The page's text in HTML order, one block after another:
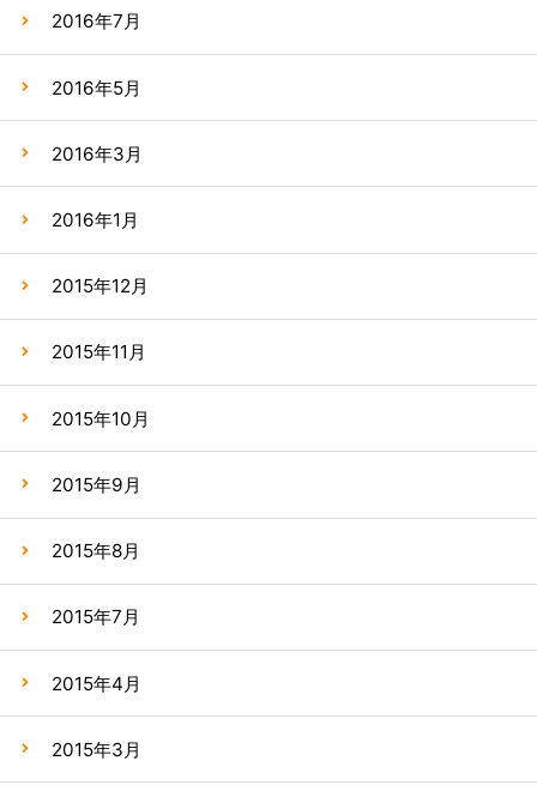
2016年7月
2016年5月
2016年3月
2016年1月
2015年12月
2015年11月
2015年10月
2015年9月
2015年8月
2015年7月
2015年4月
2015年3月